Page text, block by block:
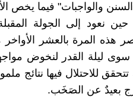
والواجبات" فيما يخص
نعود إلى الجولة
هذه المرة بالعشر
سوى ليلة القدر لنخوض
للاحتلال فيها نتائج
بعيدٌ عن الصَخَب.